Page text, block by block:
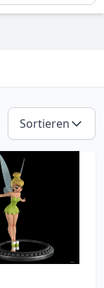
Sortieren